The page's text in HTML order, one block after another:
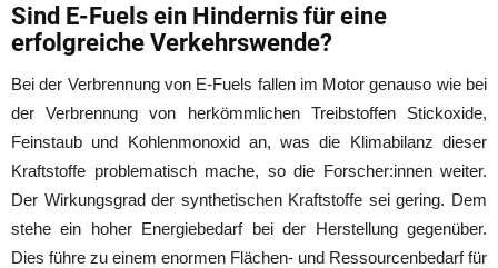
Sind E-Fuels ein Hindernis für eine
erfolgreiche Verkehrswende?
Bei der Verbrennung von E-Fuels fallen im Motor genauso wie bei
der Verbrennung von herkömmlichen Treibstoffen Stickoxide,
Feinstaub und Kohlenmonoxid an, was die Klimabilanz dieser
Kraftstoffe problematisch mache, so die Forscher:innen weiter.
Der Wirkungsgrad der synthetischen Kraftstoffe sei gering. Dem
stehe ein hoher Energiebedarf bei der Herstellung gegenüber.
Dies führe zu einem enormen Flächen- und Ressourcenbedarf für